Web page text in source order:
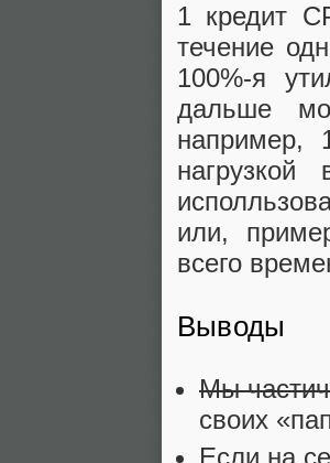
1 кредит
течение
100%-я
дальше
или,
всего
Выводы
Мы
своих
Если на